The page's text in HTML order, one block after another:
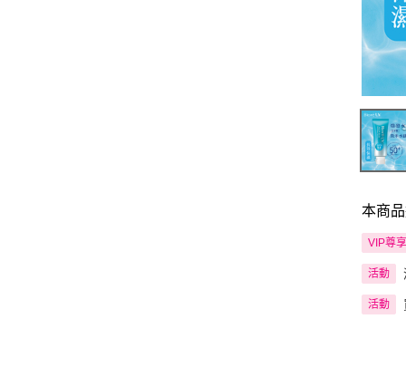
本商
VIP尊享
活動
活動